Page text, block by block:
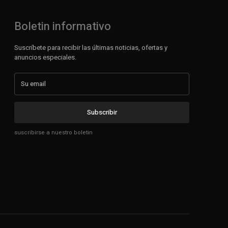
Boletin informativo
Suscríbete para recibir las últimas noticias, ofertas y
anuncios especiales.
Subscribir
suscribirse a nuestro boletin